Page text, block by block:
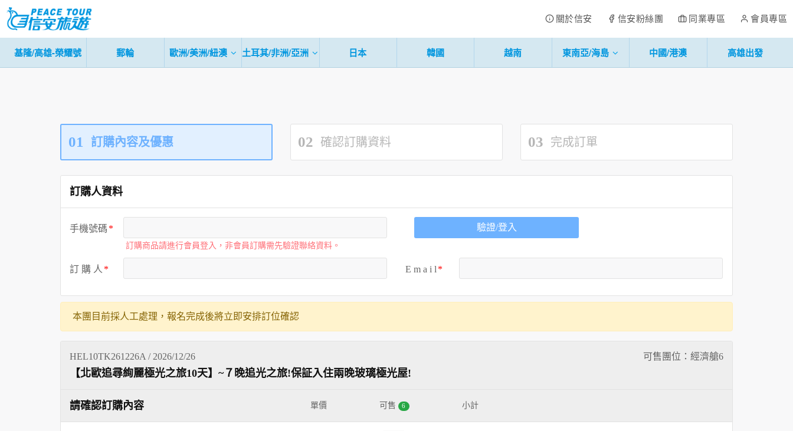
關於信安 信安粉絲團 同業專區 會員專區
基隆/高雄-榮耀號 郵輪 歐洲/美洲/紐澳 土耳其/非洲/亞洲 日本 韓國 越南 東南亞/海島 中國/港澳 高雄出發
01 訂購內容及優惠 02 確認訂購資料 03 完成訂單
訂購人資料
手機號碼
訂購商品請進行會員登入，非會員訂購需先驗證聯絡資料。
驗證/登入
訂 購 人 E m a i l
本團目前採人工處理，報名完成後將立即安排訂位確認
HEL10TK261226A / 2026/12/26 可售團位：經濟艙6
【北歐追尋絢麗極光之旅10天】~７晚追光之旅!保証入住兩晚玻璃極光屋!
請確認訂購內容 單價 可售 6 小計